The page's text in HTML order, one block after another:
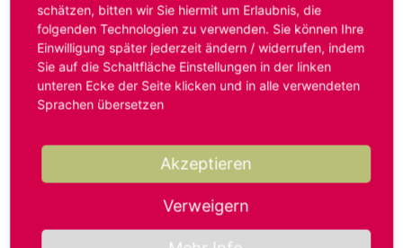
Anmelden
Benutzername oder E-Mail-Adresse*
Passwort*
schätzen, bitten wir Sie hiermit um Erlaubnis, die
folgenden Technologien zu verwenden. Sie können Ihre
Einwilligung später jederzeit ändern / widerrufen, indem
Sie auf die Schaltfläche Einstellungen in der linken
unteren Ecke der Seite klicken und in alle verwendeten
Sprachen übersetzen
Akzeptieren
Verweigern